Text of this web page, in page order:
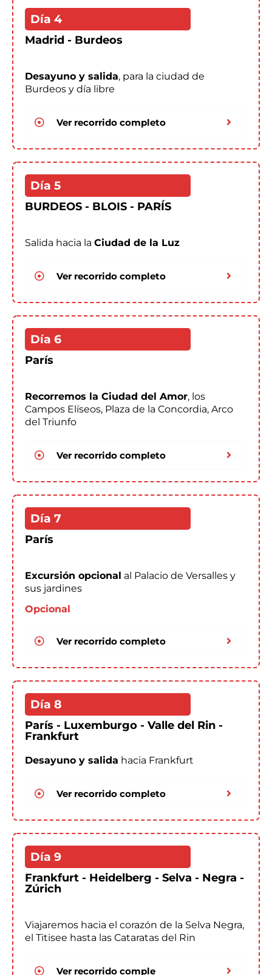
Día 4
Madrid - Burdeos
Desayuno y salida, para la ciudad de
Burdeos y día libre
Ver recorrido completo
Día 5
BURDEOS - BLOIS - PARÍS
Salida hacia la Ciudad de la Luz
Ver recorrido completo
Día 6
París
Recorremos la Ciudad del Amor, los
Campos Elíseos, Plaza de la Concordia, Arco
del Triunfo
Ver recorrido completo
Día 7
París
Excursión opcional al Palacio de Versalles y
sus jardines
Opcional
Ver recorrido completo
Día 8
París - Luxemburgo - Valle del Rin -
Frankfurt
Desayuno y salida hacia Frankfurt
Ver recorrido completo
Día 9
Frankfurt - Heidelberg - Selva - Negra -
Zúrich
Viajaremos hacia el corazón de la Selva Negra,
el Titisee hasta las Cataratas del Rin
Ver recorrido comple